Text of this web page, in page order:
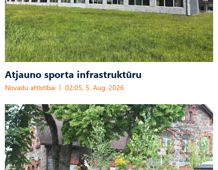
Atjauno sporta infrastruktūru
Novadu attīstībai 02:05, 5. Aug, 2026